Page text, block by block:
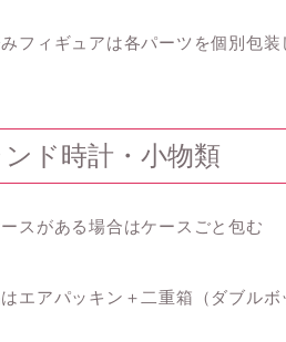
フィギュアは各パーツを個別包
ド時計・小物類
スがある場合はケースごと包む
エアパッキン＋二重箱（ダブルボ